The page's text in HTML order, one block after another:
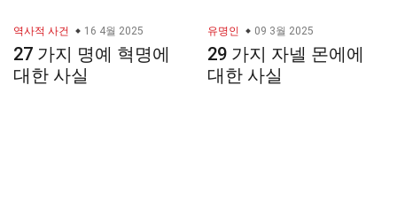
역사적 사건 16 4월 2025
27 가지 명예 혁명에
대한 사실
유명인 09 3월 2025
29 가지 자넬 몬에에
대한 사실